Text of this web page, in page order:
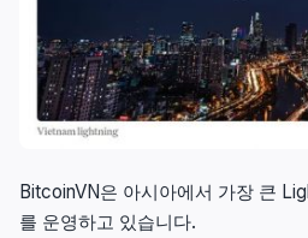
BitcoinVN은 아시아에서 가장 큰
를 운영하고 있습니다.